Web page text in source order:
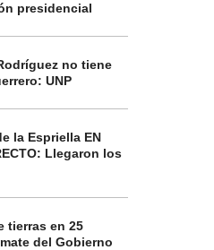
presidencial
no tiene
UNP
la Espriella EN
Llegaron los
tierras en 25
del Gobierno